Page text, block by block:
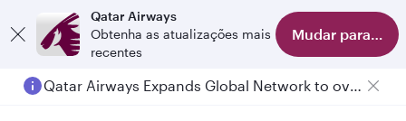
Qatar Airways
Obtenha as atualizações mais
recentes
Mudar para o
Passengers flying between Doha and Auckland on QR914 and QR915